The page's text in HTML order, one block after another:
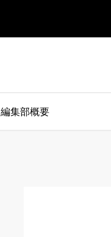
編集部概要